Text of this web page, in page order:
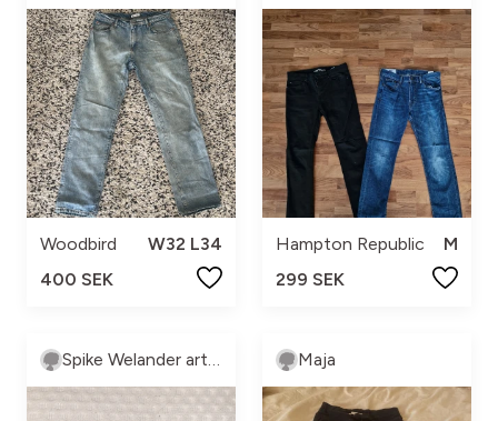
Woodbird
W32 L34
400 SEK
Hampton Republic
M
299 SEK
Spike Welander artell Maja